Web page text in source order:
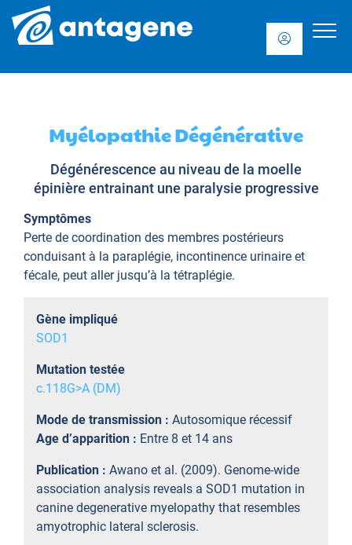
Myélopathie Dégénérative
Dégénérescence au niveau de la moelle
épinière entrainant une paralysie progressive
Symptômes
Perte de coordination des membres postérieurs
conduisant à la paraplégie, incontinence urinaire et
fécale, peut aller jusqu’à la tétraplégie.
Gène impliqué
SOD1
Mutation testée
c.118G>A (DM)
Mode de transmission : Autosomique récessif
Age d’apparition : Entre 8 et 14 ans
Publication : Awano et al. (2009). Genome-wide
association analysis reveals a SOD1 mutation in
canine degenerative myelopathy that resembles
amyotrophic lateral sclerosis.